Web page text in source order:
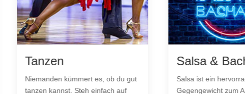
Tanzen
Niemanden kümmert es, ob du gut
tanzen kannst. Steh einfach auf
Salsa & Bachata
Salsa ist ein hervorragendes
Gegengewicht zum Alltag.